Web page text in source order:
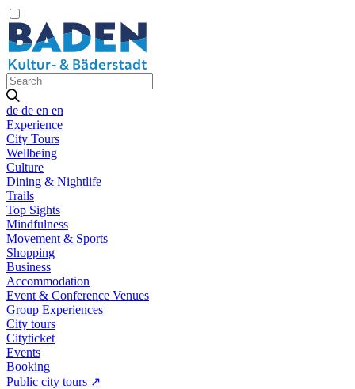
de de en en
Experience
City Tours
Wellbeing
Culture
Dining & Nightlife
Trails
Top Sights
Mindfulness
Movement & Sports
Shopping
Business
Accommodation
Event & Conference Venues
Group Experiences
City tours
Cityticket
Events
Booking
Public city tours ↗